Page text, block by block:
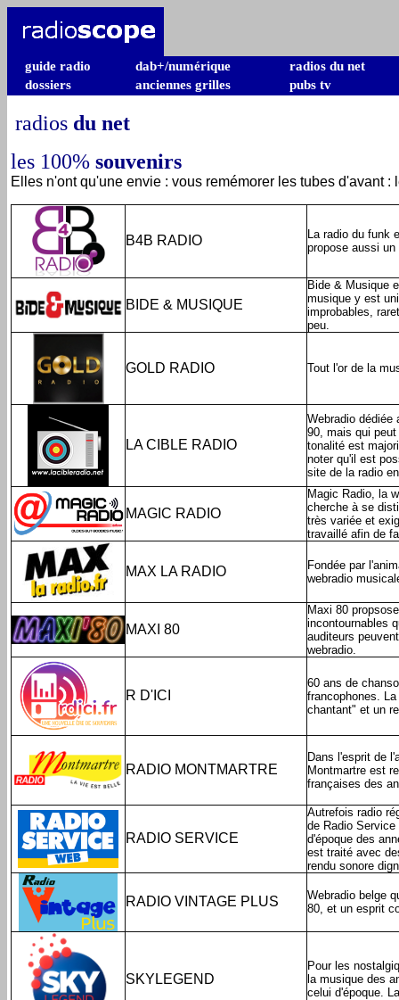
guide radio dab+/numérique
radios du net
dossiers
anciennes grilles pubs tv
radios du net
les 100% souvenirs
Elles n'ont qu'une envie : vous remémorer les tubes d'avant
B4B RADIO
La radio du funk
propose aussi
BIDE & MUSIQUE
Bide & Musique
musique y est
improbables,
peu.
GOLD RADIO Tout l'or de la
LA CIBLE RADIO
Webradio
90, mais qui
tonalité est
noter qu'il est
site de la radio
MAGIC RADIO
Magic Radio, la
cherche à se
très variée et
travaillé afin de
MAX LA RADIO
Fondée par
webradio
MAXI 80
Maxi 80
incontournables
auditeurs
webradio.
R D'ICI
60 ans de
francophones.
chantant" et un
RADIO MONTMARTRE
Dans l'esprit de
Montmartre est
françaises des
RADIO SERVICE
Autrefois radio
de Radio
d'époque des
est traité avec
rendu sonore
RADIO VINTAGE PLUS
Webradio belge
80, et un esprit
SKYLEGEND
Pour les
la musique des
celui d'époque.